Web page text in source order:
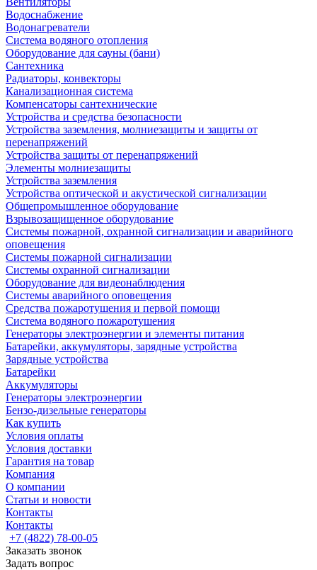
Водоснабжение
Водонагреватели
Система водяного отопления
Оборудование для сауны (бани)
Сантехника
Радиаторы, конвекторы
Канализационная система
Компенсаторы сантехнические
Устройства и средства безопасности
Устройства заземления, молниезащиты и защиты от
перенапряжений
Устройства защиты от перенапряжений
Элементы молниезащиты
Устройства заземления
Устройства оптической и акустической сигнализации
Общепромышленное оборудование
Взрывозащищенное оборудование
Системы пожарной, охранной сигнализации и аварийного
оповещения
Системы пожарной сигнализации
Системы охранной сигнализации
Оборудование для видеонаблюдения
Системы аварийного оповещения
Средства пожаротушения и первой помощи
Система водяного пожаротушения
Генераторы электроэнергии и элементы питания
Батарейки, аккумуляторы, зарядные устройства
Зарядные устройства
Батарейки
Аккумуляторы
Генераторы электроэнергии
Бензо-дизельные генераторы
Как купить
Условия оплаты
Условия доставки
Гарантия на товар
Компания
О компании
Статьи и новости
Контакты
Контакты
+7 (4822) 78-00-05
Заказать звонок
Задать вопрос